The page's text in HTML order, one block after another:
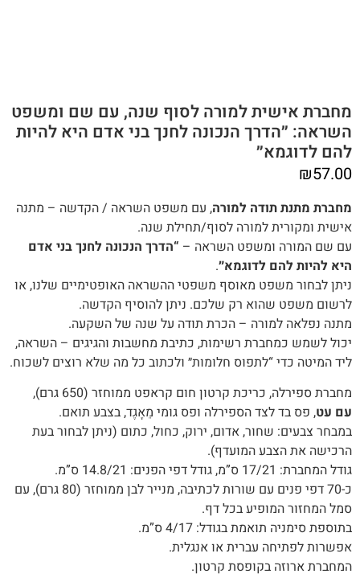
מחברת אישית למורה לסוף שנה, עם שם ומשפט
השראה: ״הדרך הנכונה לחנך בני אדם היא להיות
להם לדוגמא״
₪57.00
מחברת מתנת תודה למורה, עם משפט השראה / הקדשה – מתנה
אישית ומקורית למורה לסוף/תחילת שנה.
עם שם המורה ומשפט‭ ‬השראה –
“הדרך הנכונה לחנך בני אדם
היא להיות להם לדוגמא״.
‬לרשום‭ ‬משפט‭ ‬שהוא‭ ‬רק‭ ‬שלכם‭.‬ ניתן להוסיף הקדשה.
מתנה‭ ‬נפלאה למורה – הכרת תודה על שנה של השקעה.
יכול‭ ‬לשמש‭ ‬כמחברת‭ ‬רשימות, ‬כתיבת‭ ‬מחשבות‭ ‬והגיגים – השראה,
‬ליד‭ ‬המיטה‭ ‬כדי “‬לתפוס ‬חלומות‬״‭ ‬ולכתוב‭ ‬כל‭ ‬מה‭ ‬שלא‭ ‬רוצים‭ ‬לשכוח‭.‬
מחברת ספירלה, כריכת קרטון חום קראפט ממוחזר (650 גרם),
עם עט, פס בד לצד הספירלה ופס גומי מֵאָגֶד, בצבע תואם.
במבחר צבעים: שחור, אדום, ירוק, כחול, כתום (ניתן לבחור בעת
הרכישה את הצבע המועדף).
גודל המחברת: 17/21 ס”מ, גודל דפי הפנים: 14.8/21 ס”מ.
כ-70 דפי פנים עם שורות לכתיבה, מנייר לבן ממוחזר (80 גרם), עם
סמל המחזור המופיע בכל דף.
בתוספת סימניה תואמת בגודל: 4/17 ס”מ.
אפשרות לפתיחה עברית או אנגלית.
המחברת ארוזה בקופסת קרטון.